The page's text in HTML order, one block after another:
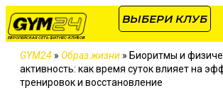
ЕВРОПЕЙСКАЯ СЕТЬ ФИТНЕС-КЛУБОВ
ВЫБЕРИ КЛУБ
GYM24 » Образ жизни » Биоритмы и
активность: как время суток влияет на
тренировок и восстановление